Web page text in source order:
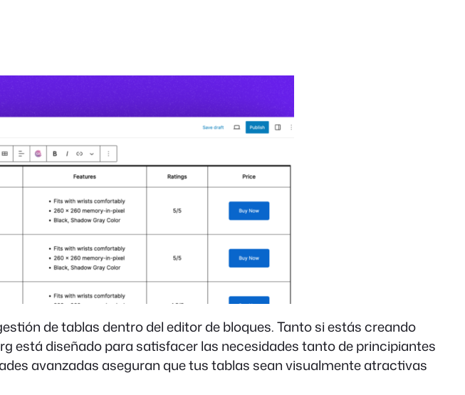
de tablas dentro del editor de bloques. Tanto si estás creando
está diseñado para satisfacer las necesidades tanto de principiantes
avanzadas aseguran que tus tablas sean visualmente atractivas